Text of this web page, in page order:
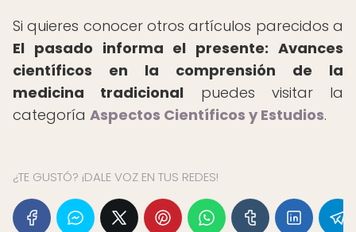
Si quieres conocer otros artículos parecidos a
El pasado informa el presente: Avances
científicos en la comprensión de la
medicina tradicional puedes visitar la
categoría Aspectos Científicos y Estudios.
¿TE GUSTÓ? ¡DALE VOZ EN TUS REDES!